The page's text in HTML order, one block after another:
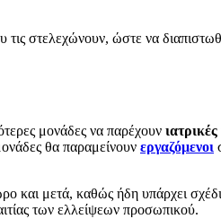
στελεχώνουν, ώστε να
μονάδες να παρέχουν ιατρικές
θα παραμείνουν εργαζόμενοι
και μετά, καθώς ήδη υπάρχει
των ελλείψεων προσωπικού.